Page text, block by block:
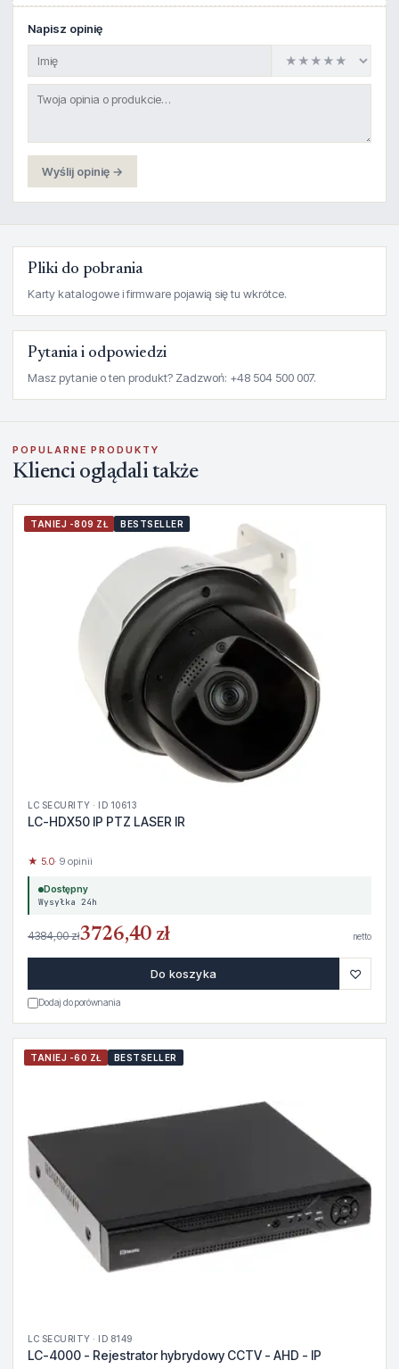
Napisz opinię
Wyślij opinię →
Pliki do pobrania
Karty katalogowe i firmware pojawią się tu wkrótce.
Pytania i odpowiedzi
Masz pytanie o ten produkt? Zadzwoń: +48 504 500 007.
POPULARNE PRODUKTY
Klienci oglądali także
TANIEJ -809 ZŁ BESTSELLER
LC SECURITY · ID 10613
LC-HDX50 IP PTZ LASER IR
★ 5.0· 9 opinii
Dostępny
Wysyłka 24h
4384,00 zł3726,40 zł netto
Do koszyka ♡
Dodaj do porównania
TANIEJ -60 ZŁ BESTSELLER
LC SECURITY · ID 8149
LC-4000 - Rejestrator hybrydowy CCTV - AHD - IP